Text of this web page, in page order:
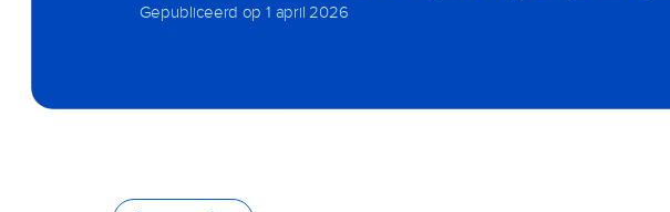
Gepubliceerd op 1 april 2026